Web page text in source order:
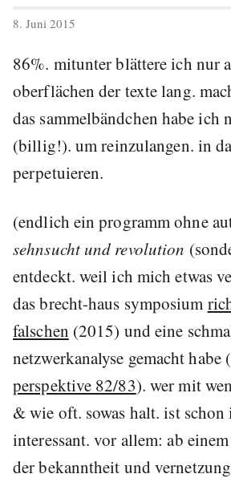
veröffentlicht
8. Juni 2015
86%. mitunter blättere ich nur
oberflächen der texte lang.
das sammelbändchen habe ich
(billig!). um reinzulangen. in
perpetuieren.
(endlich ein programm ohne
sehnsucht und revolution
entdeckt. weil ich mich etwas
das brecht-haus symposium
falschen (2015) und eine
netzwerkanalyse gemacht habe
perspektive 82/83). wer mit
& wie oft. sowas halt. ist
interessant. vor allem: ab
der bekanntheit und